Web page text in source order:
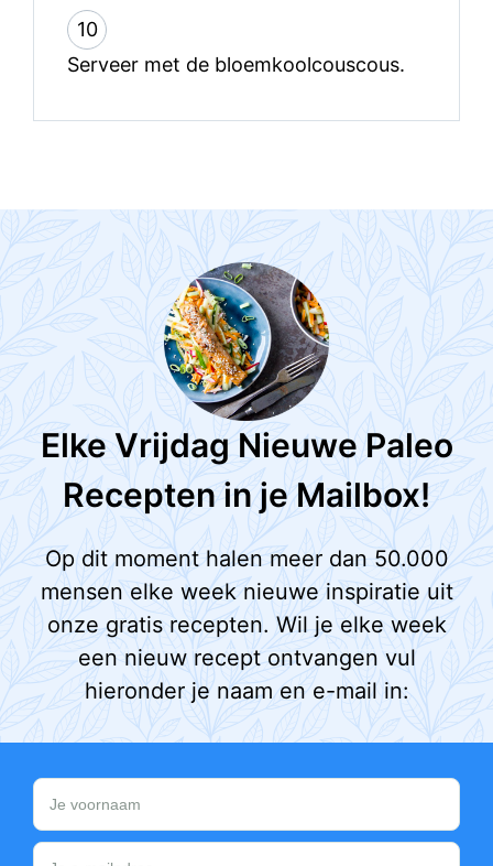
10
Serveer met de bloemkoolcouscous.
Elke Vrijdag Nieuwe Paleo
Recepten in je Mailbox!
Op dit moment halen meer dan 50.000
mensen elke week nieuwe inspiratie uit
onze gratis recepten. Wil je elke week
een nieuw recept ontvangen vul
hieronder je naam en e-mail in: